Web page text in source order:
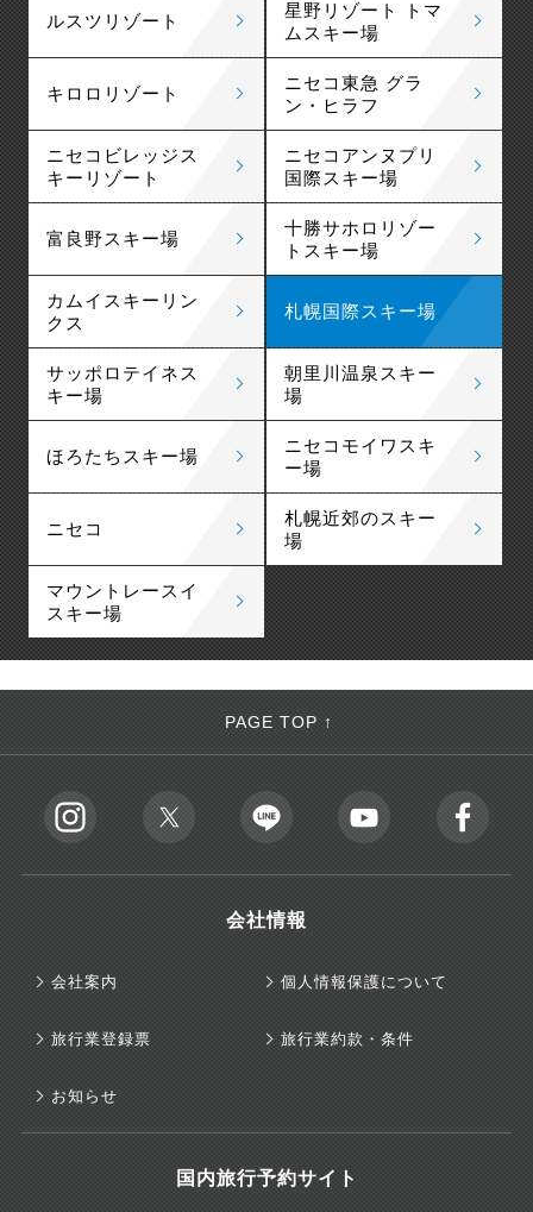
ルスツリゾート
星野リゾート トマ
ムスキー場
キロロリゾート
ニセコ東急 グラ
ン・ヒラフ
ニセコビレッジス
キーリゾート
ニセコアンヌプリ
国際スキー場
富良野スキー場
十勝サホロリゾー
トスキー場
カムイスキーリン
クス
札幌国際スキー場
サッポロテイネス
キー場
朝里川温泉スキー
場
ほろたちスキー場
ニセコモイワスキ
ー場
ニセコ
札幌近郊のスキー
場
マウントレースイ
スキー場
PAGE TOP ↑
会社情報
会社案内 個人情報保護について
旅行業登録票 旅行業約款・条件
お知らせ
国内旅行予約サイト